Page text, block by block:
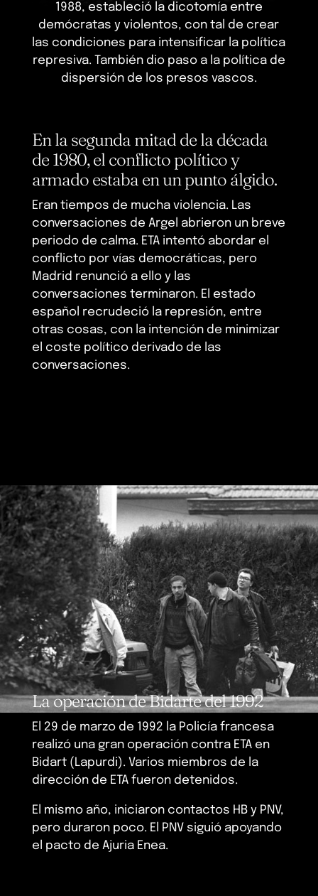
1988, estableció la dicotomía entre
demócratas y violentos, con tal de crear
las condiciones para intensificar la política
represiva. También dio paso a la política de
dispersión de los presos vascos.
En la segunda mitad de la década
de 1980, el conflicto político y
armado estaba en un punto álgido.
Eran tiempos de mucha violencia. Las
conversaciones de Argel abrieron un breve
periodo de calma. ETA intentó abordar el
conflicto por vías democráticas, pero
Madrid renunció a ello y las
conversaciones terminaron. El estado
español recrudeció la represión, entre
otras cosas, con la intención de minimizar
el coste político derivado de las
conversaciones.
La operación de Bidarte del 1992
El 29 de marzo de 1992 la Policía francesa
realizó una gran operación contra ETA en
Bidart (Lapurdi). Varios miembros de la
dirección de ETA fueron detenidos.
El mismo año, iniciaron contactos HB y PNV,
pero duraron poco. El PNV siguió apoyando
el pacto de Ajuria Enea.